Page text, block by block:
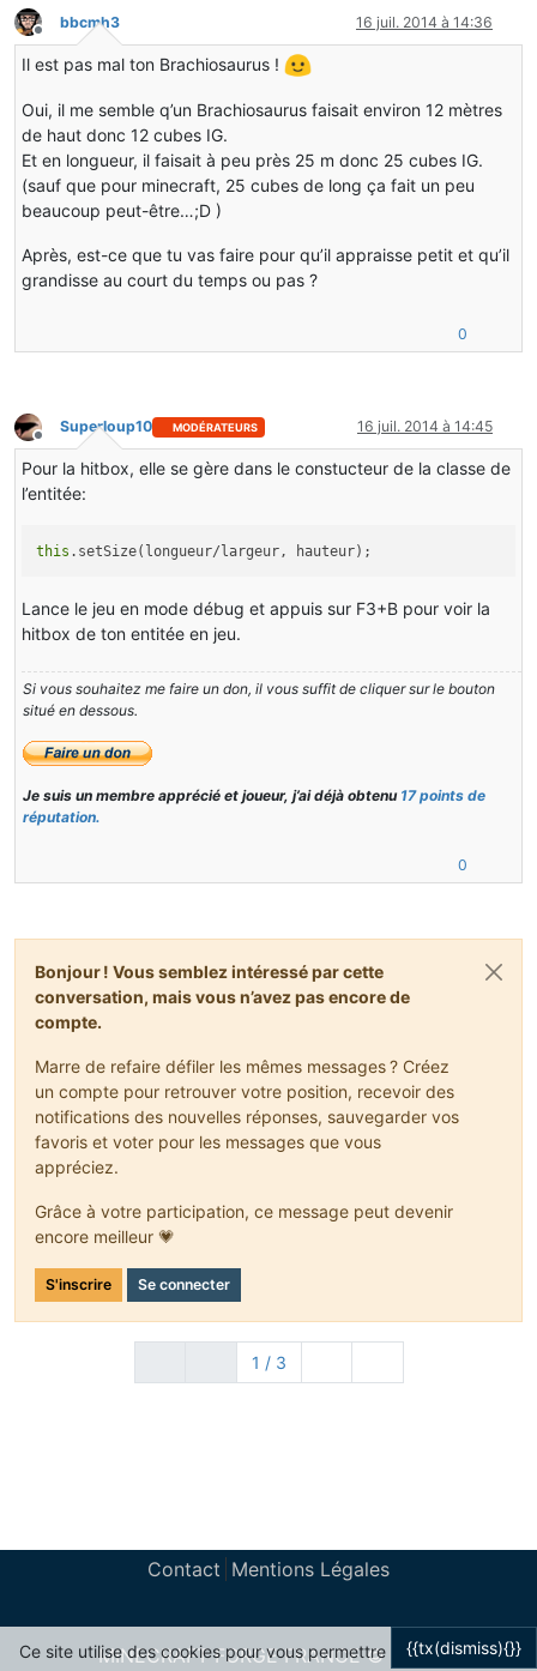
Hors-ligne
bbcmh3 16 juil. 2014 à 14:36
Il est pas mal ton Brachiosaurus !
Oui, il me semble q’un Brachiosaurus faisait environ 12 mètres
de haut donc 12 cubes IG.
Et en longueur, il faisait à peu près 25 m donc 25 cubes IG.
(sauf que pour minecraft, 25 cubes de long ça fait un peu
beaucoup peut-être…;D )
Après, est-ce que tu vas faire pour qu’il appraisse petit et qu’il
grandisse au court du temps ou pas ?
0
Hors-ligne
Superloup10 MODÉRATEURS 16 juil. 2014 à 14:45
Pour la hitbox, elle se gère dans le constucteur de la classe de
l’entitée:
this .setSize(longueur/largeur, hauteur);
Lance le jeu en mode débug et appuis sur F3+B pour voir la
hitbox de ton entitée en jeu.
Si vous souhaitez me faire un don, il vous suffit de cliquer sur le bouton
situé en dessous.
Je suis un membre apprécié et joueur, j’ai déjà obtenu 17 points de
réputation.
0
Bonjour ! Vous semblez intéressé par cette
conversation, mais vous n’avez pas encore de
compte.
Marre de refaire défiler les mêmes messages ? Créez
un compte pour retrouver votre position, recevoir des
notifications des nouvelles réponses, sauvegarder vos
favoris et voter pour les messages que vous
appréciez.
Grâce à votre participation, ce message peut devenir
encore meilleur 💗
S'inscrire Se connecter
1 / 3
Contact Mentions Légales
MINECRAFT FORGE FRANCE © 2024{{tx(dismiss){}}
Ce site utilise des cookies pour vous permettre